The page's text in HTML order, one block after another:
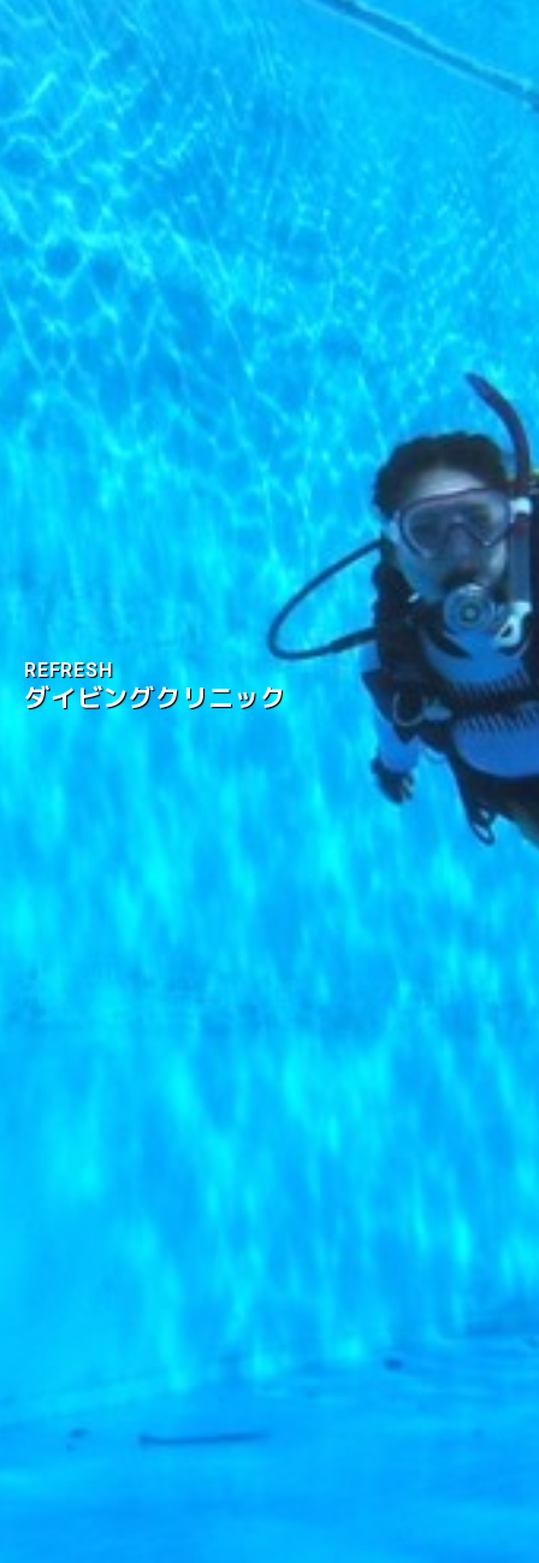
REFRESH
ダイビングクリニック